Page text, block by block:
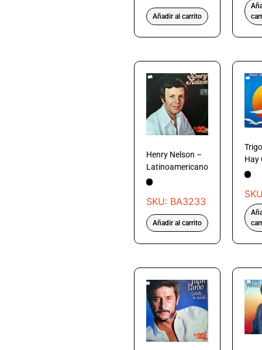
Añadir al carrito
Henry Nelson –
Latinoamericano
SKU: BA3233
Añadir al carrito
Hay